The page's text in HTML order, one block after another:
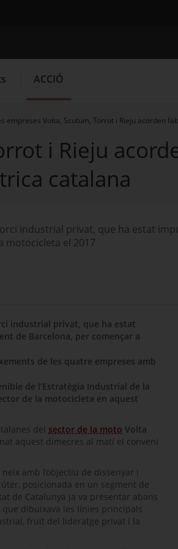
Cercador
Convocatòries d'ajuts obertes
ACCIÓ
empreses Volta, Scutum, Torrot i Rieju acorden
i Rieju
catalana
industrial privat, que ha estat
motocicleta el 2017
industrial privat, que ha estat
de Barcelona, per començar a
de les quatre empreses amb
de l’Estratègia Industrial de la
de la motocicleta en aquest
del sector de la moto Volta
aquest dimecres al matí el conveni
neix amb l’objectiu de dissenyar i
posicionada en un segment de
de Catalunya ja va presentar abans
que dibuixava les línies principals
fruit del lideratge privat i la